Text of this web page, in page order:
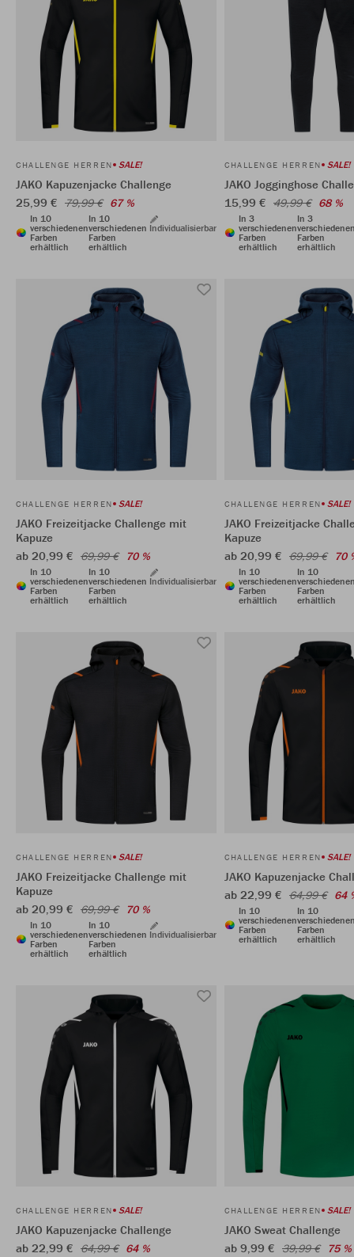
CHALLENGE HERREN SALE!
JAKO Kapuzenjacke Challenge
25,99 € 79,99 € 67 %
In 10
verschiedenen
Farben
erhältlich
In 10
verschiedenen
Farben
erhältlich
Individualisierbar
CHALLENGE HERREN SALE!
JAKO Jogginghose
15,99 € 49,99 € 68 %
In 3
verschiedenen
Farben
erhältlich
In 3
Farben
erhältlich
CHALLENGE HERREN SALE!
JAKO Freizeitjacke Challenge mit
Kapuze
ab 20,99 € 69,99 € 70 %
In 10
verschiedenen
Farben
erhältlich
In 10
verschiedenen
Farben
erhältlich
Individualisierbar
CHALLENGE HERREN SALE!
JAKO Freizeitjacke
Kapuze
ab 20,99 € 69,99 € 70
In 10
verschiedenen
Farben
erhältlich
In 10
Farben
erhältlich
CHALLENGE HERREN SALE!
JAKO Freizeitjacke Challenge mit
Kapuze
ab 20,99 € 69,99 € 70 %
In 10
verschiedenen
Farben
erhältlich
In 10
verschiedenen
Farben
erhältlich
Individualisierbar
CHALLENGE HERREN SALE!
JAKO Kapuzenjacke
ab 22,99 € 64,99 € 64
In 10
verschiedenen
Farben
erhältlich
In 10
Farben
erhältlich
CHALLENGE HERREN SALE!
JAKO Kapuzenjacke Challenge
ab 22,99 € 64,99 € 64 %
CHALLENGE HERREN SALE!
JAKO Sweat Challenge
ab 9,99 € 39,99 € 75 %